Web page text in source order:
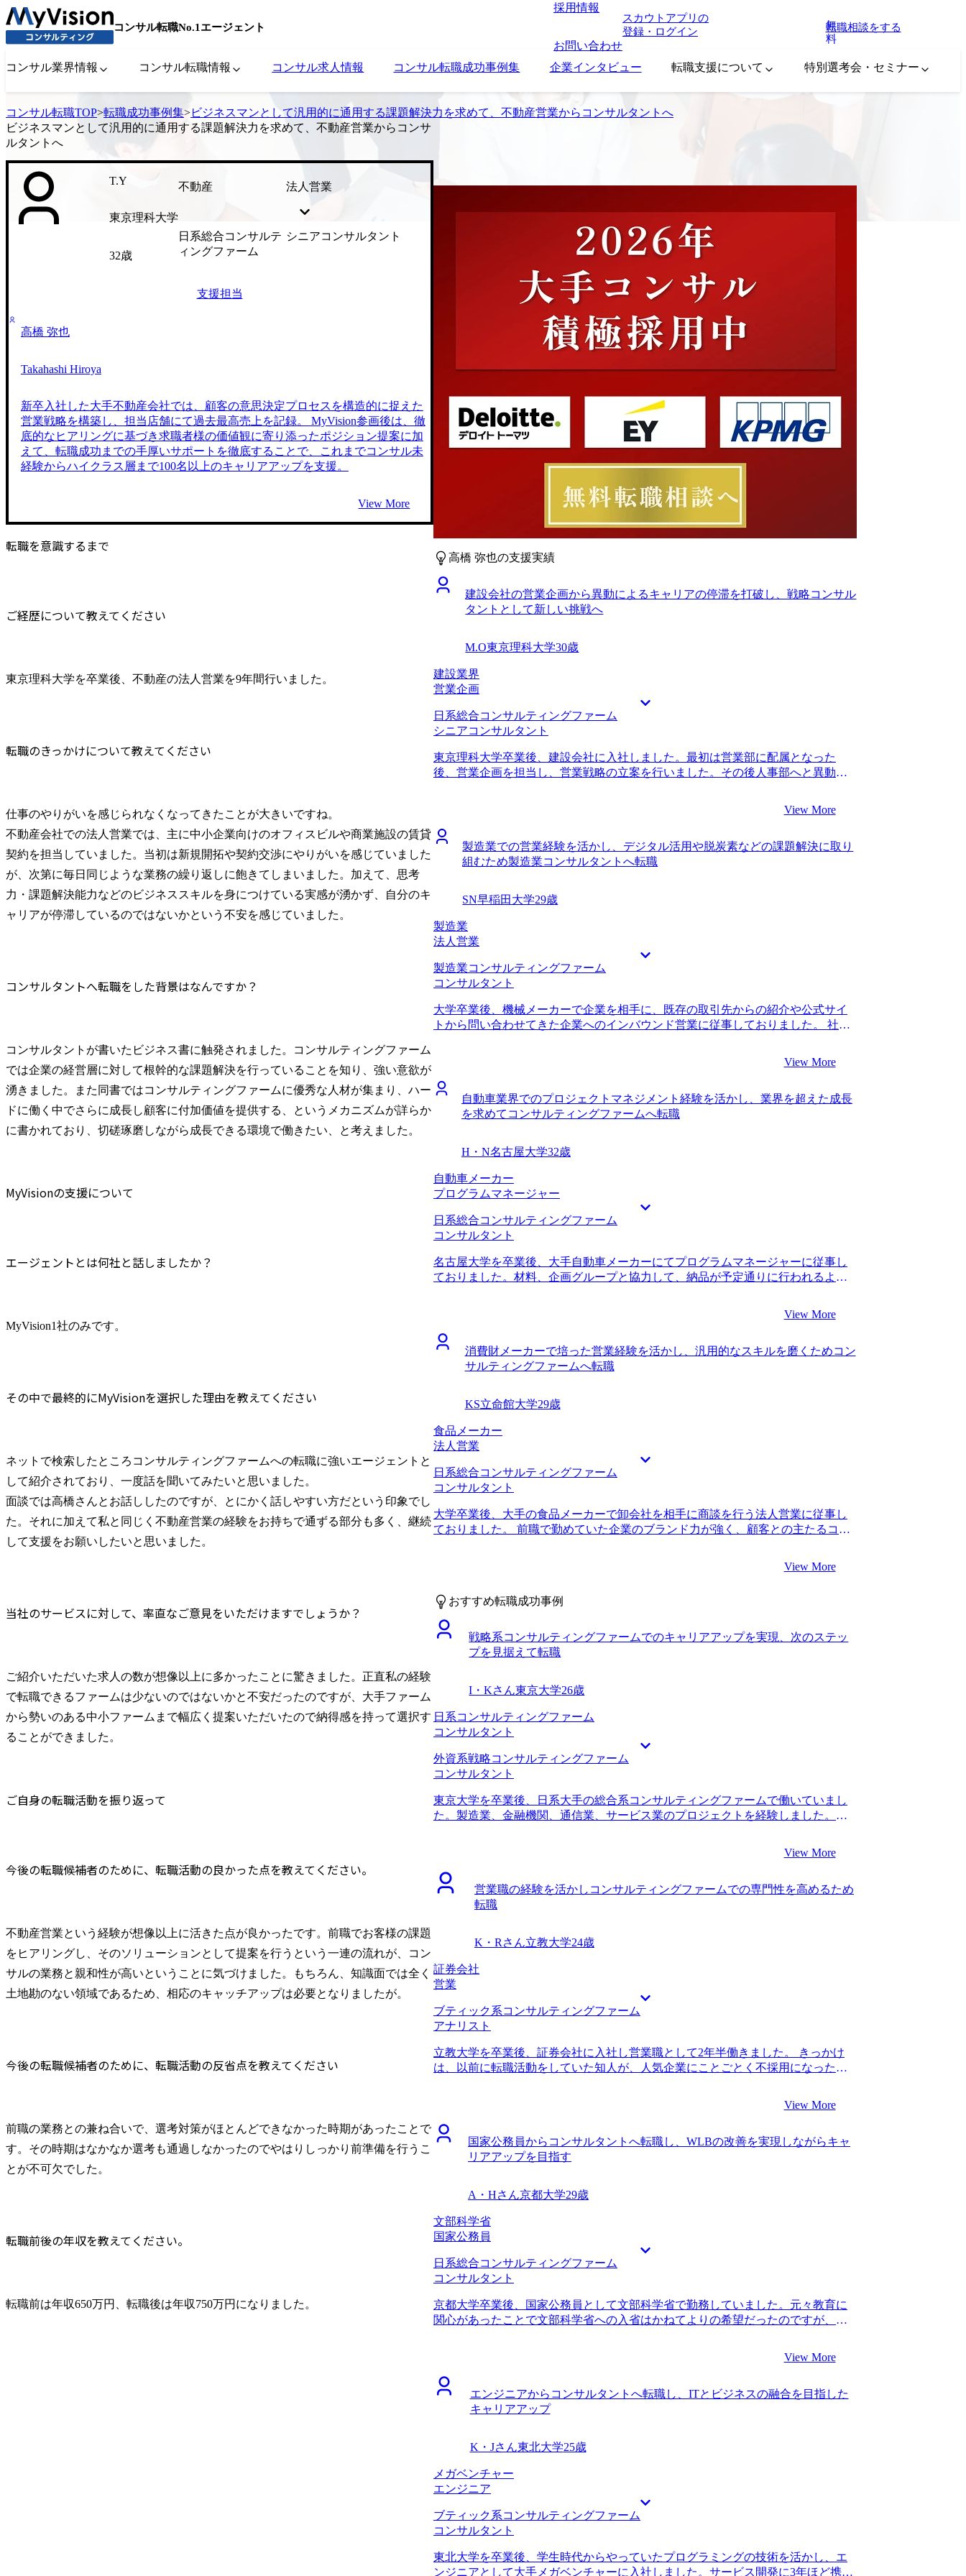
コンサル転職No.1エージェント
採用情報
お問い合わせ
スカウトアプリの
登録・ログイン
無
料
転職相談をする
コンサル業界情報 コンサル転職情報 コンサル求人情報 コンサル転職成功事例集 企業インタビュー 転職支援について 特別選考会・セミナー
コンサル転職TOP>転職成功事例集>ビジネスマンとして汎用的に通用する課題解決力を求めて、不動産営業からコンサルタントへ
ビジネスマンとして汎用的に通用する課題解決力を求めて、不動産営業からコンサ
ルタントへ
T.Y
東京理科大学
32歳
不動産 法人営業
日系総合コンサルテ
ィングファーム
シニアコンサルタント
支援担当
高橋 弥也
Takahashi Hiroya
新卒入社した大手不動産会社では、顧客の意思決定プロセスを構造的に捉えた
営業戦略を構築し、担当店舗にて過去最高売上を記録。 MyVision参画後は、徹
底的なヒアリングに基づき求職者様の価値観に寄り添ったポジション提案に加
えて、転職成功までの手厚いサポートを徹底することで、これまでコンサル未
経験からハイクラス層まで100名以上のキャリアアップを支援。
View More
転職を意識するまで
ご経歴について教えてください
東京理科大学を卒業後、不動産の法人営業を9年間行いました。
転職のきっかけについて教えてください
仕事のやりがいを感じられなくなってきたことが大きいですね。
不動産会社での法人営業では、主に中小企業向けのオフィスビルや商業施設の賃貸
契約を担当していました。当初は新規開拓や契約交渉にやりがいを感じていました
が、次第に毎日同じような業務の繰り返しに飽きてしまいました。加えて、思考
力・課題解決能力などのビジネススキルを身につけている実感が湧かず、自分のキ
ャリアが停滞しているのではないかという不安を感じていました。
コンサルタントへ転職をした背景はなんですか？
コンサルタントが書いたビジネス書に触発されました。コンサルティングファーム
では企業の経営層に対して根幹的な課題解決を行っていることを知り、強い意欲が
湧きました。また同書ではコンサルティングファームに優秀な人材が集まり、ハー
ドに働く中でさらに成長し顧客に付加価値を提供する、というメカニズムが詳らか
に書かれており、切磋琢磨しながら成長できる環境で働きたい、と考えました。
MyVisionの支援について
エージェントとは何社と話しましたか？
MyVision1社のみです。
その中で最終的にMyVisionを選択した理由を教えてください
ネットで検索したところコンサルティングファームへの転職に強いエージェントと
して紹介されており、一度話を聞いてみたいと思いました。
面談では高橋さんとお話ししたのですが、とにかく話しやすい方だという印象でし
た。それに加えて私と同じく不動産営業の経験をお持ちで通ずる部分も多く、継続
して支援をお願いしたいと思いました。
当社のサービスに対して、率直なご意見をいただけますでしょうか？
ご紹介いただいた求人の数が想像以上に多かったことに驚きました。正直私の経験
で転職できるファームは少ないのではないかと不安だったのですが、大手ファーム
から勢いのある中小ファームまで幅広く提案いただいたので納得感を持って選択す
ることができました。
ご自身の転職活動を振り返って
今後の転職候補者のために、転職活動の良かった点を教えてください。
不動産営業という経験が想像以上に活きた点が良かったです。前職でお客様の課題
をヒアリングし、そのソリューションとして提案を行うという一連の流れが、コン
サルの業務と親和性が高いということに気づけました。もちろん、知識面では全く
土地勘のない領域であるため、相応のキャッチアップは必要となりましたが。
今後の転職候補者のために、転職活動の反省点を教えてください
前職の業務との兼ね合いで、選考対策がほとんどできなかった時期があったことで
す。その時期はなかなか選考も通過しなかったのでやはりしっかり前準備を行うこ
とが不可欠でした。
転職前後の年収を教えてください。
転職前は年収650万円、転職後は年収750万円になりました。
高橋 弥也の支援実績
建設会社の営業企画から異動によるキャリアの停滞を打破し、戦略コンサル
タントとして新しい挑戦へ
M.O東京理科大学30歳
建設業界
営業企画
日系総合コンサルティングファーム
シニアコンサルタント
東京理科大学卒業後、建設会社に入社しました。最初は営業部に配属となった
後、営業企画を担当し、営業戦略の立案を行いました。その後人事部へと異動と
への異動を通達されました。私の意思はあまり尊重されず、自分の成果が見えに
くい研修設計の仕事にもやりがいを感じられませんでした。 同僚がコンサルティ
ングファームに転職したことがきっかけです。 建設業界のクライアントに対し
て、戦略立案から実行支援まで一気通貫の支援をしているのを見て、自分も新し
介でMyVisionさんを知りました。高橋さんと面談でお話しする中で、私のキャリ
アに対して熱く寄り添ってくれる方だと感じました。「一緒に転職を成功させま
しょう」と背中を押してくれたので、是非とも支援をお願いしたいと思いまし
た。 転職者のやりたいことや今後のキャリアビジョンをきちんと理解してくれる
会社だと思います。面談の中では「なぜ人事部は合わなかったのか？」「なぜ営
業企画にやりがいを感じていたのか？」など、私の価値観を言語化できるようし
っかりとヒアリングをしてくださいました。 紹介いただいたの数多くのファーム
す。面接を重ねる中でコンサルティングファームの理解も深まりましたし、ファ
ームごとのカルチャーもなんとなく理解できるようになりました。 強いて言うな
っていた期間が半年ほど続いていたので、もったいない時間の過ごし方をしたな
View More
製造業での営業経験を活かし、デジタル活用や脱炭素などの課題解決に取り
組むため製造業コンサルタントへ転職
SN早稲田大学29歳
製造業
法人営業
製造業コンサルティングファーム
コンサルタント
大学卒業後、機械メーカーで企業を相手に、既存の取引先からの紹介や公式サイ
トから問い合わせてきた企業へのインバウンド営業に従事しておりました。 社内
を受注する立場にあったことが大きいです。また、受注時もクライアントの仕様
に従うだけで、自分から提案する機会が少なく、やりがいを感じることが難しい
状況でした。社内の製造部署や技術部と意見が衝突することも多々あり、業界・
職種ごと変更するために転職を検討していました。 日本の製造業が抱えるAI・IoT
に製造業コンサルタントが取り組む姿をニュースで拝見したからです。営業から
職種・業種を大きく変えて挑戦したいと感じていたので、製造コンサルタントへ
の転職活動を進めていきました。 MyVision含めて2社です。 私の属性が「営業経
験のみかつ30歳近い」ということで、他のエージェントは案件紹介に消極的でし
た。しかし、担当してくれた高橋さんが、業界未経験な私でも転職可能なファー
ムを可能な限り提案してくれたことからMyVisionにお世話になることを決めまし
た。 エージェント側の都合で強引に転職活動を進めず、私のキャリア観をベース
アドバイザーの対応が非常にスピーディーだったので、限りある時間で最適な転
職活動を進めることが出来ました。 もう少し早く前職に見切りをつけて転職活動
円、転職後は500万円になりました。 まずは成果を出していきたいです。コンサル
場面も多くあると思います。その際は、コミュニケーションを大切にし、上司や
チーム全体で協力していきたいです。
View More
自動車業界でのプロジェクトマネジメント経験を活かし、業界を超えた成長
を求めてコンサルティングファームへ転職
H・N名古屋大学32歳
自動車メーカー
プログラムマネージャー
日系総合コンサルティングファーム
コンサルタント
名古屋大学を卒業後、大手自動車メーカーにてプログラムマネージャーに従事し
ておりました。材料、企画グループと協力して、納品が予定通りに行われるよう
務に携わっておりました。 前職では生産、品質管理やサプライチェーン構築によ
る流通戦略にまで幅広く関わる機会がありました。しかし、そこで得た知識は自
動車業界内でしか通用しない知識に偏っており、メーカーでは得られない業界横
断的に通用するスキルをハード・ソフト問わずに身に付けたいと感じ、業界・職
ィングファームでは幅広い企業をクライアントとして担当することができるの
で、私が求めている成長環境に適していると考えました。また、今後のキャリア
アップを考えた際に、『メーカー勤務』という肩書で選べるキャリアの幅と比べ
ると、『コンサルティングファーム勤務』という肩書でのキャリアの選択肢の方
が大きいと感じたのも背景としてあります。 MyVision含めて2社です。 担当だっ
た高橋さんに「業界未経験でメーカーからコンサルティングファームへの転職を
考えており、非常に不安です」と相談した所、各ファームが用意している研修内
れたので、利用させていただきました。 各ファームが手掛ける案件・報酬体系等
の比較情報が豊富に揃っています。私も「未経験でもキャッチアップできる環境
グファームに絞って転職活動を進めていた以上は、エクセルやパワーポイントな
す。 転職前は年収550万円、転職後は年収600万円(＋賞与)になりました 中長期的
に、コンサルティングファームでの経験を活かして全くの別業種への転職も考え
ています。その為にも、まずは目の前の業務と向き合っていきたいです。
View More
消費財メーカーで培った営業経験を活かし、汎用的なスキルを磨くためコン
サルティングファームへ転職
KS立命館大学29歳
食品メーカー
法人営業
日系総合コンサルティングファーム
コンサルタント
大学卒業後、大手の食品メーカーで卸会社を相手に商談を行う法人営業に従事し
ておりました。 前職で勤めていた企業のブランド力が強く、顧客との主たるコミ
属組織の一員として数年単位で働くことが求められており、組織固有のスキルを
とができなかったため、転職活動を通じたスキルアップを考えるようになりまし
た。 SNSで見たコンサルティングファームの研修プログラムに興味を持ちまし
た。そこで提供される汎用性の高いスキルの向上機会や専門的なトレーニング
が、自分のキャリア成長に繋がると感じました。コンサルティングファームは、
ると感じました。 初めからコンサルティングファームに絞って転職活動を進めて
いたため、業界に特化した転職エージェント4社に相談に乗って頂きました。 親身
になって、時には厳しく伴走して下さりました。面接対策を通じてコンサルタン
トとしての基礎素養が他ファームからの転職を志す他の中途候補者に後れを取っ
ていることが実感できました。インプットした情報を自分の言葉に置き換えてシ
ャープに言語化する能力が鍛えられたので、非常に感謝しております。 消費財メ
を生かして、現場レベルの課題をリアルに想起できる点が、入社してからのキャ
ッチアップに非常に役立ちました。現在メーカーで働いている方は、構造化する
十分に活かすことができます。 転職活動を決めた後の動き出しが遅かったことで
す。 「現場レベルの課題を知ったうえで、コンサルタントとしてどうしたいの
か」と言語化する能力を養うことにかなり時間を費やしました。メーカーをバッ
クグラウンドに持つ人材が、いかにファームで価値貢献できるのかを正しくアピ
ールすることは中々難しいので、早くから面接対策に取り組むことが重要です。
ロジェクトが変わる度にチームメンバーが変わり、自分もキャッチアップしてい
く姿勢が求められています。前職のメーカーとは異なる働き方が多いので、まず
は短期的に環境に慣れる所から始めていきたいです。
View More
おすすめ転職成功事例
戦略系コンサルティングファームでのキャリアアップを実現、次のステッ
プを見据えて転職
I・Kさん東京大学26歳
日系コンサルティングファーム
コンサルタント
外資系戦略コンサルティングファーム
コンサルタント
東京大学を卒業後、日系大手の総合系コンサルティングファームで働いていまし
た。製造業、金融機関、通信業、サービス業のプロジェクトを経験しました。転
らです。 将来的に事業会社に行くつもりでしたが、もう少しコンサルティングフ
ァームでステップアップしたいと思ったからです。スタートアップに挑戦したい
という考えもあり、リスクを取る前に、もう少し自分のキャリアで分かりやすい
実績を残しておきたいという思いもありました。 3社です。 スピード感とコンサ
と面談をした中で、他社エージェントと比べたときに、もっともスピード感があ
り、またコンサルティングファームを熟知していると感じた点です。コンサルテ
ィングファーム出身の方が中心となって作られた会社だからなのか、普段一緒に
仕事をしているコンサルタントと同じプロトコルやスピード感でコミュニケーシ
ョンを取ることができました。 コンサルティングファームに関する情報提供が頼
りになりました。 私自身はケース面接も含め、特に選考対策は求めていませんで
した。一方で、必要に応じて業界内部の情報を提供してほしいなと思っていまし
報を必要としていたわけではないのですが、必要最小限、かつ的確な情報提供を
してくれました。知人の情報網だけではカバーできないような情報が欲しいとい
スができるだけでなく、転職者の気持ちが分かるコミュニケーション能力の高い
ームを決められたことだと思います。 外から見ている分にはよくわからなかった
戦略系コンサルティングファーム間の違いを、選考中のフローやMyVisionさんの
情報提供に基づき、しっかりと見極めることができたことです。 特にないです。
収900万円になりました。 3年ほど戦略ファームで経験を積んで、1つ職位を上げる
プに転職したいので、リスクを取れるだけの力をつけたいと思っています。
View More
営業職の経験を活かしコンサルティングファームでの専門性を高めるため
転職
K・Rさん立教大学24歳
証券会社
営業
ブティック系コンサルティングファーム
アナリスト
立教大学を卒業後、証券会社に入社し営業職として2年半働きました。 きっかけ
は、以前に転職活動をしていた知人が、人気企業にことごとく不採用になったと
安になったことで転職を決意しました。 コンサル転職を目指したのは、キャリア
アップと市場価値の向上のためです。専門性やITスキルもないですし、営業職か
らコンサル転職がうまくいくというイメージはなかったので、初めはダメ元で話
を聞いてみよう程度の気持ちでした。 しかし、営業職出身でも採用しているファ
す。 山中さんは、初回面談の直後に内定が見込める企業のリストを共有してくれ
ました。そこには第二新卒向けの求人も含まれていて、自分のキャリアでも幅広
い選択肢があることが分かり、とても感動したことを覚えています。非常に信頼
のおける方だなとも思いまして、転職活動の支援をそのままお願いすることにし
ました。 未経験からのコンサル転職で不安な中でも、山中さんが励まし続けてく
れて本当にありがたかったです。 自分の会社で成果を上げている先輩も、営業職
以外への転職に苦労したという話を伺っていたので、不安の方が大きい中の転職
人は少ないが、それでも成功している人はいるから諦めずにやりましょう。具体
的にこういう会社では営業職からでも活躍している人もいます。」と言ってくれ
ポートを求めていましたし、相性が非常に良かったです。 山中さんにも言われた
らは評価される一方で、社外からは評価されにくい経験だったので、仮に高い営
業成績を上げてもコンサル転職には活きにくい経験でした。このため早々に転職
に踏み切れたことは良かったです。 24歳という年齢で転職できたことで、ポテン
に5年後とかであれば取れる選択肢も一気に減っていたと思います。 山中さんから
ームを志望していたことです。実際に私が行きたいと思っていたファームは、既
にITやDXなどの経験がある方でも採用されにくいぐらい難関のファームで、当然
私の今の業務経験では難しいポジションでした。 当然のように書類審査で落ちま
したが、数年後コンサルティングファームでしっかりと経験を積んでから再トラ
イしたいと思います。 転職前は年収350万円、転職後は年収400万円になりまし
た。 前職からの評価と、市場価値は異なるということを学べたのが今回のコンサ
ル転職で良かった点です。一方でコンサルティングファームは、社内からの評価
View More
国家公務員からコンサルタントへ転職し、WLBの改善を実現しながらキャ
リアアップを目指す
A・Hさん京都大学29歳
文部科学省
国家公務員
日系総合コンサルティングファーム
コンサルタント
京都大学卒業後、国家公務員として文部科学省で勤務していました。元々教育に
関心があったことで文部科学省への入省はかねてよりの希望だったのですが、
した。一度WLBの改善を最優先事項として転職活動を始めました。 一方で民間企
業には公務員からだと転職しにくいという話も聞いていましたが、国家公務員か
らコンサルタントへの転職に成功した知人も複数いたことで視野に入れました。
また、コンサルティングファーム全般として近年WLBが改善され、キャリアップ
サルタントの働き方に関して詳しく教えて頂き、内情に精通している方だと感じ
たからです。コンサル業界でWLBが重視され始めているというのは何となく知っ
ていましたが、なぜ改善されているのか、どのように実現しているのかという詳
しい事情まで伺うことができ、非常に納得感がありました。他のエージェントと
比較しても信頼できると確信したので、松代さんにご支援いただきコンサルティ
ングファームへ転職することを決めました。 どのファームもWLB重視というのは
一定打ち出していますが、その中でより働きやすいファームをプロの目線で教え
制度にも非常に詳しく、松代さんの知識の豊富さに驚きました。 自分の想像以上
View More
エンジニアからコンサルタントへ転職し、ITとビジネスの融合を目指した
キャリアアップ
K・Jさん東北大学25歳
メガベンチャー
エンジニア
ブティック系コンサルティングファーム
コンサルタント
東北大学を卒業後、学生時代からやっていたプログラミングの技術を活かし、エ
ンジニアとして大手メガベンチャーに入社しました。サービス開発に3年ほど携わ